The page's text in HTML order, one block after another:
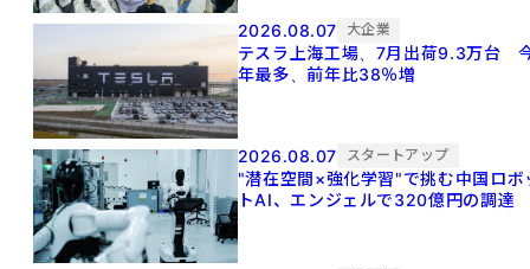
2026.08.07 大企業
テスラ上海工場、7月出荷9.3万台
年最多、前年比38％増
2026.08.07 スタートアップ
"潜在空間×強化学習"で挑む中国ロボ
トAI、エンジェルで320億円の調達